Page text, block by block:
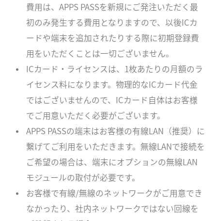
費用は、APPS PASSを新規にご発注いただく最
初のみ発生する費用となりますので、以後ICカ
ードや端末を追加されたりする際に初期登録費
用をいただくことは一切ございません。
ICカード・ライセンスは、1枚あたりの月額のラ
イセンス料になります。物理的なICカード代金
ではございませんので、ICカード自体はお客様
でご用意いただく必要がございます。
APPS PASSの端末はお客様の有線LAN（推奨）に
繋げてご利用をいただきます。無線LANで接続を
ご希望の場合は、端末にオプションの無線LAN
モジュールの取付が必要です。
お客様で有線/無線のネットワークがご用意でき
なかったり、社内ネットワークではない回線を